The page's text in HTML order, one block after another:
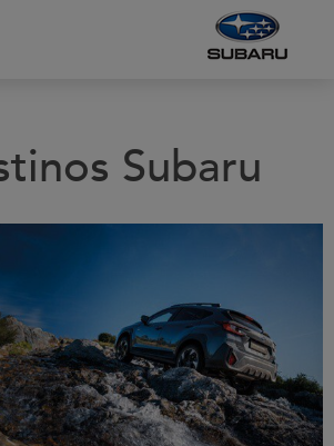
Subaru